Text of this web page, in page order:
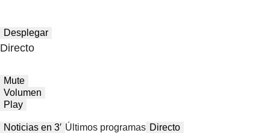
Desplegar
Directo
Mute
Volumen
Play
Noticias en 3′ Últimos programas Directo